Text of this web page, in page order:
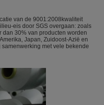
van de 9001:2008kwaliteit
eis door SGS overgaan: zoals
dan 30% van producten worden
Japan, Zuidoost-Azië en
met vele bekende